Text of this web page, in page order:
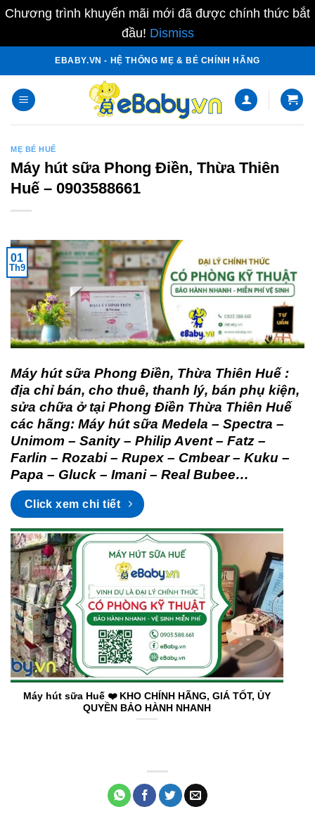
Chương trình khuyến mãi mới đã được chính thức bắt
đầu! Dismiss
content
EBABY.VN - HỆ THỐNG MẸ & BÉ CHÍNH HÃNG
MẸ BÉ HUẾ
Máy hút sữa Phong Điền, Thừa Thiên
Huế – 0903588661
01
Th9
Máy hút sữa Phong Điền, Thừa Thiên Huế :
địa chỉ bán, cho thuê, thanh lý, bán phụ kiện,
sửa chữa ở tại Phong Điền Thừa Thiên Huế
các hãng: Máy hút sữa Medela – Spectra –
Unimom – Sanity – Philip Avent – Fatz –
Farlin – Rozabi – Rupex – Cmbear – Kuku –
Papa – Gluck – Imani – Real Bubee…
Click xem chi tiết
Máy hút sữa Huế ❤️️ KHO CHÍNH HÃNG, GIÁ TỐT, ỦY
QUYỀN BẢO HÀNH NHANH